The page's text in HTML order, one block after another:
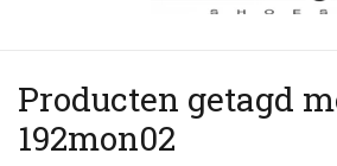
Meisjes
Jongens
Producten getagd
192mon02